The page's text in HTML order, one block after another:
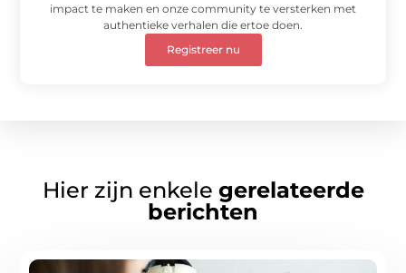
impact te maken en onze community te versterken met
authentieke verhalen die ertoe doen.
Registreer nu
Hier zijn enkele gerelateerde
berichten